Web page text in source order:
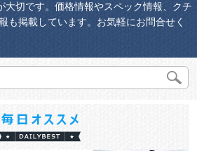
大切です。価格情報やスペック情報、クチ
も掲載しています。お気軽にお問合せく